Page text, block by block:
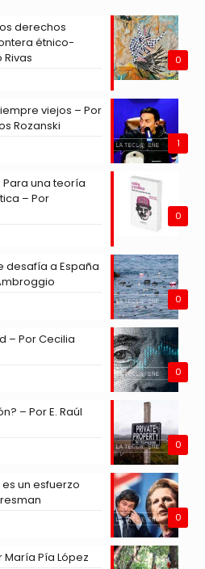
0
derechos
étnico-
1
viejos – Por
Rozanski
0
Para una teoría
– Por
0
desafía a España
0
– Por Cecilia
0
– Por E. Raúl
0
un esfuerzo
Pía López